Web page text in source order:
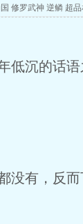
修罗武神 逆鳞 超
沉的话语
没有，反而